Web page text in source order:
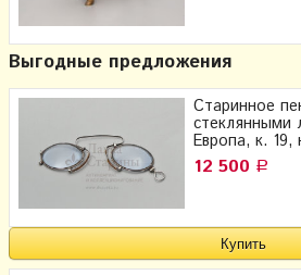
Выгодные предложения
Старинное
стеклянными
Европа, к. 19,
12 500 Р